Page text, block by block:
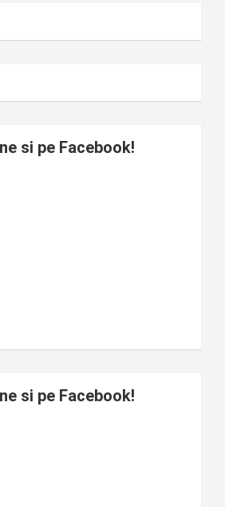
si pe Facebook!
si pe Facebook!